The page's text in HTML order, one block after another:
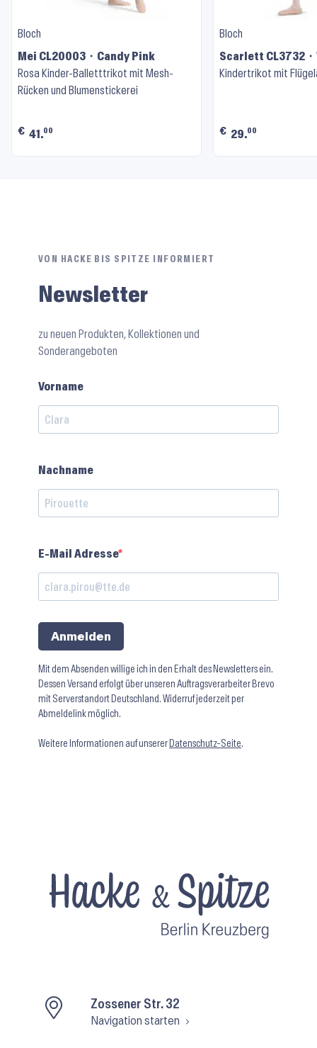
Bloch
Mei CL20003 ⬝ Candy Pink
Rosa Kinder-Balletttrikot mit Mesh-
Rücken und Blumenstickerei
€ 41.00
Bloch
Scarlett CL3732 ⬝
Kindertrikot mit
€ 29.00
VON HACKE BIS SPITZE INFORMIERT
Newsletter
zu neuen Produkten, Kollektionen und
Sonderangeboten
Vorname
Nachname
E-Mail Adresse
Anmelden
Mit dem Absenden willige ich in den Erhalt des Newsletters ein.
Dessen Versand erfolgt über unseren Auftragsverarbeiter Brevo
mit Serverstandort Deutschland. Widerruf jederzeit per
Abmeldelink möglich.
Weitere Informationen auf unserer Datenschutz-Seite.
Zossener Str. 32
Navigation starten